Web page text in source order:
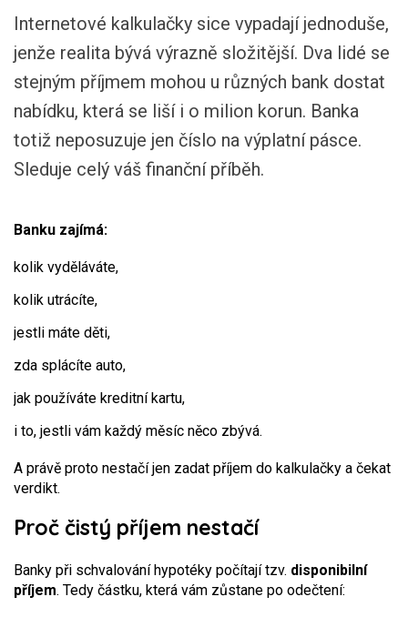
Internetové kalkulačky sice vypadají jednoduše,
jenže realita bývá výrazně složitější. Dva lidé se
stejným příjmem mohou u různých bank dostat
nabídku, která se liší i o milion korun. Banka
totiž neposuzuje jen číslo na výplatní pásce.
Sleduje celý váš finanční příběh.
Banku zajímá:
kolik vyděláváte,
kolik utrácíte,
jestli máte děti,
zda splácíte auto,
jak používáte kreditní kartu,
i to, jestli vám každý měsíc něco zbývá.
A právě proto nestačí jen zadat příjem do kalkulačky a čekat
verdikt.
Proč čistý příjem nestačí
Banky při schvalování hypotéky počítají tzv. disponibilní
příjem. Tedy částku, která vám zůstane po odečtení: